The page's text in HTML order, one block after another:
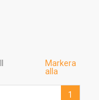
Markera
alla
1